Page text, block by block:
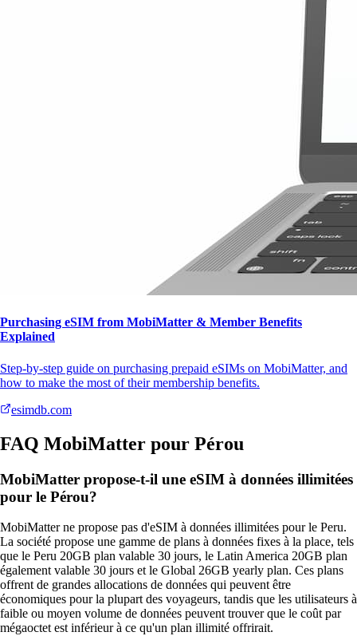
Purchasing eSIM from MobiMatter & Member Benefits
Explained
Step-by-step guide on purchasing prepaid eSIMs on MobiMatter, and
how to make the most of their membership benefits.
esimdb.com
FAQ MobiMatter pour Pérou
MobiMatter propose-t-il une eSIM à données illimitées
pour le Pérou?
MobiMatter ne propose pas d'eSIM à données illimitées pour le Peru.
La société propose une gamme de plans à données fixes à la place, tels
que le Peru 20GB plan valable 30 jours, le Latin America 20GB plan
également valable 30 jours et le Global 26GB yearly plan. Ces plans
offrent de grandes allocations de données qui peuvent être
économiques pour la plupart des voyageurs, tandis que les utilisateurs à
faible ou moyen volume de données peuvent trouver que le coût par
mégaoctet est inférieur à ce qu'un plan illimité offrirait.